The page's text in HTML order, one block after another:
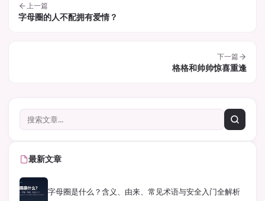
上一篇
字母圈的人不配拥有爱情？
下一篇
格格和帅帅惊喜重逢
最新文章
字母圈是什么？含义、由来、常见术语与安全入门全解析